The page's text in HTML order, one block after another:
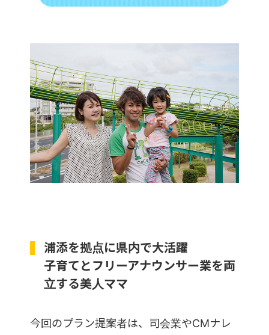
浦添を拠点に県内で大活躍
子育てとフリーアナウンサー業を両
立する美人ママ
今回のプラン提案者は、司会業やCMナレ